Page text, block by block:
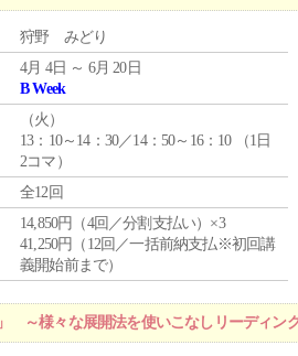
狩野 みどり
4月 4日 ～ 6月 20日
B Week
（火 ）
13：10～14：30／14：50～16：10 （1日
2コマ）
全12回
14,850円（4回／分割支払い）×3
41,250円（12回／一括前納支払※初回講
義開始前まで）
～様々な展開法を使いこなしリーディン